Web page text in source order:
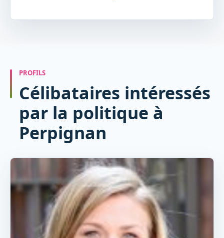
PROFILS
Célibataires intéressés
par la politique à
Perpignan